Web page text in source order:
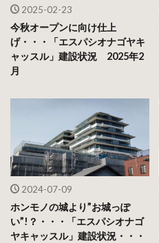
2025-02-23
今秋オープンに向け仕上
げ・・・「エスパシオナゴヤキ
ャッスル」建設状況 2025年2
月
2024-07-09
ホンモノの城より”お城っぽ
い”!？・・・「エスパシオナゴ
ヤキャッスル」建設状況・・・